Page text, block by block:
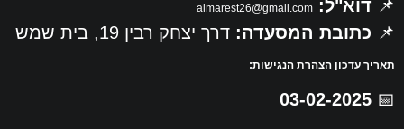
📌 דוא"ל: almarest26@gmail.com
📌 כתובת המסעדה: דרך יצחק רבין 19, בית שמש
תאריך עדכון הצהרת הנגישות:
📅
03-02-2025